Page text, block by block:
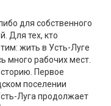
для собственного
Для тех, кто
жить в Усть-Луге
много рабочих мест.
Первое
поселении
Луга продолжает